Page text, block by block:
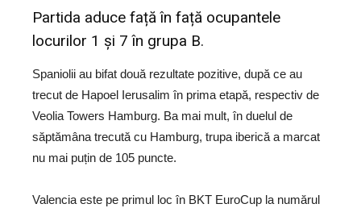
Partida aduce față în față ocupantele
locurilor 1 și 7 în grupa B.
Spaniolii au bifat două rezultate pozitive, după ce au
trecut de Hapoel Ierusalim în prima etapă, respectiv de
Veolia Towers Hamburg. Ba mai mult, în duelul de
săptămâna trecută cu Hamburg, trupa iberică a marcat
nu mai puțin de 105 puncte.
Valencia este pe primul loc în BKT EuroCup la numărul